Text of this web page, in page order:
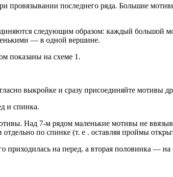
последнего ряда. Большие
следующим образом: каждый большой
— в одной вершине.
показаны на схеме 1.
выкройке и сразу присоединяйте мотивы
и спинка.
Над 7-м рядом маленькие мотивы не
по спинке (т. е . оставляя проймы
на перед. а вторая половинка — на